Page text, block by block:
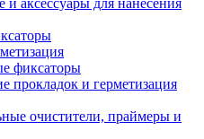
и аксессуары для нанесения
фиксаторы
прокладок и герметизация
очистители, праймеры и